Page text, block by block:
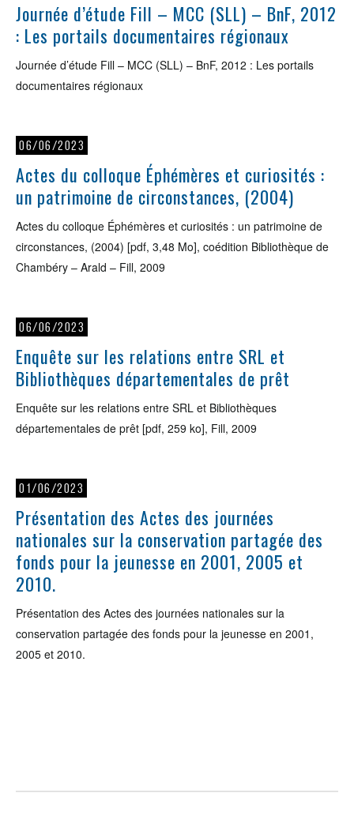
Journée d’étude Fill – MCC (SLL) – BnF, 2012
: Les portails documentaires régionaux
Journée d’étude Fill – MCC (SLL) – BnF, 2012 : Les portails
documentaires régionaux
06/06/2023
Actes du colloque Éphémères et curiosités :
un patrimoine de circonstances, (2004)
Actes du colloque Éphémères et curiosités : un patrimoine de
circonstances, (2004) [pdf, 3,48 Mo], coédition Bibliothèque de
Chambéry – Arald – Fill, 2009
06/06/2023
Enquête sur les relations entre SRL et
Bibliothèques départementales de prêt
Enquête sur les relations entre SRL et Bibliothèques
départementales de prêt [pdf, 259 ko], Fill, 2009
01/06/2023
Présentation des Actes des journées
nationales sur la conservation partagée des
fonds pour la jeunesse en 2001, 2005 et
2010.
Présentation des Actes des journées nationales sur la
conservation partagée des fonds pour la jeunesse en 2001,
2005 et 2010.